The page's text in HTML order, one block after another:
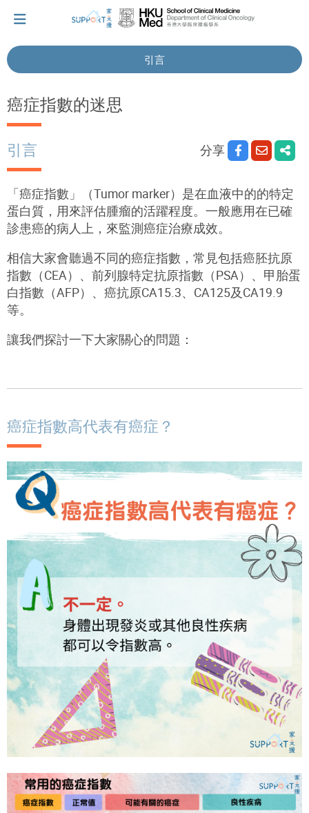
擁抱每刻，留住這愛。
輕鬆一下，充下電啦！
小貼士‧「家」資源
癌症指數的迷思
引言
分享
引言
「癌症指數」（Tumor marker）是在血液中的的特定
蛋白質，用來評估腫瘤的活躍程度。一般應用在已確
診患癌的病人上，來監測癌症治療成效。
相信大家會聽過不同的癌症指數，常見包括癌胚抗原
指數（CEA）、前列腺特定抗原指數（PSA）、甲胎蛋
白指數（AFP）、癌抗原CA15.3、CA125及CA19.9
等。
讓我們探討一下大家關心的問題：
癌症指數高代表有癌症？